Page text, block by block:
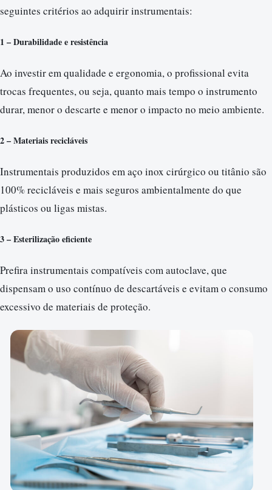
seguintes critérios ao adquirir instrumentais:
1 – Durabilidade e resistência
Ao investir em qualidade e ergonomia, o profissional evita
trocas frequentes, ou seja, quanto mais tempo o instrumento
durar, menor o descarte e menor o impacto no meio ambiente.
2 – Materiais recicláveis
Instrumentais produzidos em aço inox cirúrgico ou titânio são
100% recicláveis e mais seguros ambientalmente do que
plásticos ou ligas mistas.
3 – Esterilização eficiente
Prefira instrumentais compatíveis com autoclave, que
dispensam o uso contínuo de descartáveis e evitam o consumo
excessivo de materiais de proteção.